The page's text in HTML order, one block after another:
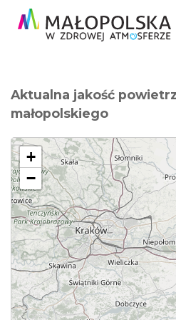
Aktualna jakość
małopolskiego
+
−